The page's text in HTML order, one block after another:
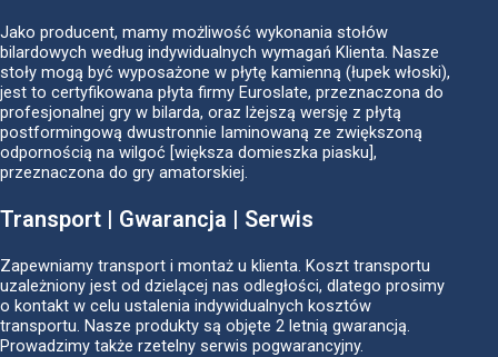
Jako producent, mamy możliwość wykonania stołów
bilardowych według indywidualnych wymagań Klienta. Nasze
stoły mogą być wyposażone w płytę kamienną (łupek włoski),
jest to certyfikowana płyta firmy Euroslate, przeznaczona do
profesjonalnej gry w bilarda, oraz lżejszą wersję z płytą
postformingową dwustronnie laminowaną ze zwiększoną
odpornością na wilgoć [większa domieszka piasku],
przeznaczona do gry amatorskiej.
Transport | Gwarancja | Serwis
Zapewniamy transport i montaż u klienta. Koszt transportu
uzależniony jest od dzielącej nas odległości, dlatego prosimy
o kontakt w celu ustalenia indywidualnych kosztów
transportu. Nasze produkty są objęte 2 letnią gwarancją.
Prowadzimy także rzetelny serwis pogwarancyjny.